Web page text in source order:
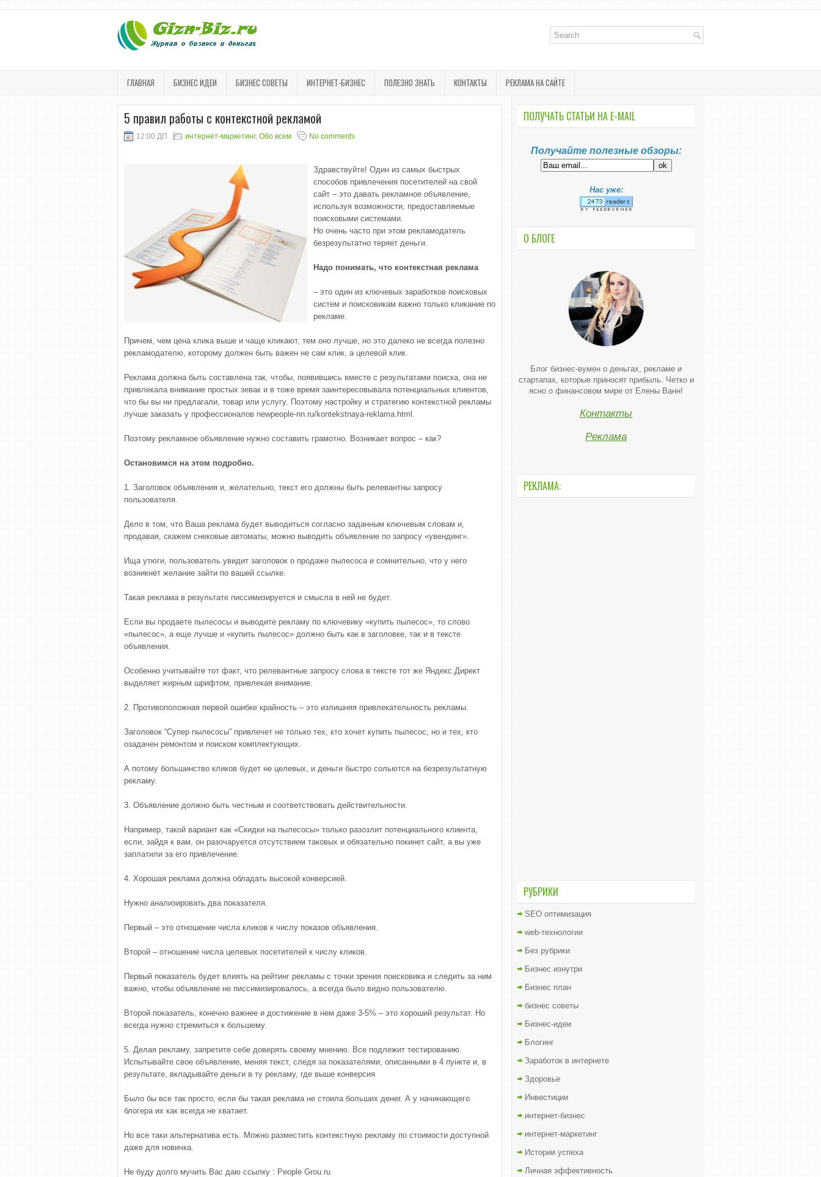
ГЛАВНАЯ БИЗНЕС ИДЕИ БИЗНЕС СОВЕТЫ ИНТЕРНЕТ-БИЗНЕС ПОЛЕЗНО ЗНАТЬ КОНТАКТЫ РЕКЛАМА НА САЙТЕ
5 правил работы с контекстной рекламой
12:00 ДП интернет-маркетинг, Обо всем No comments
Здравствуйте! Один из самых быстрых
способов привлечения посетителей на свой
сайт – это давать рекламное объявление,
используя возможности, предоставляемые
поисковыми системами.
Но очень часто при этом рекламодатель
безрезультатно теряет деньги.
Надо понимать, что контекстная реклама
– это один из ключевых заработков поисковых
систем и поисковикам важно только кликание по
рекламе.
Причем, чем цена клика выше и чаще кликают, тем оно лучше, но это далеко не всегда полезно
рекламодателю, которому должен быть важен не сам клик, а целевой клик.
Реклама должна быть составлена так, чтобы, появившись вместе с результатами поиска, она не
привлекала внимание простых зевак и в тоже время заинтересовывала потенциальных клиентов,
что бы вы ни предлагали, товар или услугу. Поэтому настройку и стратегию контекстной рекламы
лучше заказать у профессионалов newpeople-nn.ru/kontekstnaya-reklama.html.
Поэтому рекламное объявление нужно составить грамотно. Возникает вопрос – как?
Остановимся на этом подробно.
1. Заголовок объявления и, желательно, текст его должны быть релевантны запросу
пользователя.
Дело в том, что Ваша реклама будет выводиться согласно заданным ключевым словам и,
продавая, скажем снековые автоматы, можно выводить объявление по запросу «увендинг».
Ища утюги, пользователь увидит заголовок о продаже пылесоса и сомнительно, что у него
возникнет желание зайти по вашей ссылке.
Такая реклама в результате писсимизируется и смысла в ней не будет.
Если вы продаете пылесосы и выводите рекламу по ключевику «купить пылесос», то слово
«пылесос», а еще лучше и «купить пылесос» должно быть как в заголовке, так и в тексте
объявления.
Особенно учитывайте тот факт, что релевантные запросу слова в тексте тот же Яндекс.Директ
выделяет жирным шрифтом, привлекая внимание.
2. Противоположная первой ошибке крайность – это излишняя привлекательность рекламы.
Заголовок “Супер пылесосы” привлечет не только тех, кто хочет купить пылесос, но и тех, кто
озадачен ремонтом и поиском комплектующих.
А потому большинство кликов будет не целевых, и деньги быстро сольются на безрезультатную
рекламу.
3. Объявление должно быть честным и соответствовать действительности.
Например, такой вариант как «Скидки на пылесосы» только разозлит потенциального клиента,
если, зайдя к вам, он разочаруется отсутствием таковых и обязательно покинет сайт, а вы уже
заплатили за его привлечение.
4. Хорошая реклама должна обладать высокой конверсией.
Нужно анализировать два показателя.
Первый – это отношение числа кликов к числу показов объявления.
Второй – отношение числа целевых посетителей к числу кликов.
Первый показатель будет влиять на рейтинг рекламы с точки зрения поисковика и следить за ним
важно, чтобы объявление не писсимизировалось, а всегда было видно пользователю.
Второй показатель, конечно важнее и достижение в нем даже 3-5% – это хороший результат. Но
всегда нужно стремиться к большему.
5. Делая рекламу, запретите себе доверять своему мнению. Все подлежит тестированию.
Испытывайте свое объявление, меняя текст, следя за показателями, описанными в 4 пункте и, в
результате, вкладывайте деньги в ту рекламу, где выше конверсия
Было бы все так просто, если бы такая реклама не стоила больших денег. А у начинающего
блогера их как всегда не хватает.
Но все таки альтернатива есть. Можно разместить контекстную рекламу по стоимости доступной
даже для новичка.
Не буду долго мучить Вас даю ссылку : People Grou.ru
ПОЛУЧАТЬ СТАТЬИ НА E-MАIL
Получайте полезные обзоры:
Нас уже:
О БЛОГЕ
Блог бизнес-вумен о деньгах, рекламе и
стартапах, которые приносят прибыль. Четко и
ясно о финансовом мире от Елены Ванн!
Контакты
Реклама
РЕКЛАМА:
РУБРИКИ
SEO оптимизация
web-технологии
Без рубрики
Бизнес изнутри
Бизнес план
бизнес советы
Бизнес-идеи
Блогинг
Заработок в интернете
Здоровье
Инвестиции
интернет-бизнес
интернет-маркетинг
Истории успеха
Личная эффективность